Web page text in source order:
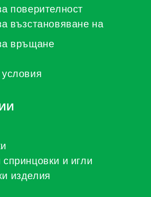
поверителност
възстановяване на
връщане
и игли
изделия